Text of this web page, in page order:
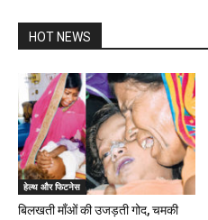
HOT NEWS
हेल्थ और फिटनेस
बिलखती माँओं की उजड़ती गोद, चमकी